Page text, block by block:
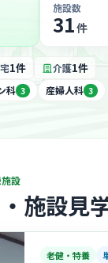
施設数
31件
1件 介護1件
科 3 産婦人科 3
設
施設見
老健・特養